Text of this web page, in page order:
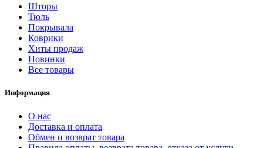
Шторы
Тюль
Покрывала
Коврики
Хиты продаж
Новинки
Все товары
Информация
О нас
Доставка и оплата
Обмен и возврат товара